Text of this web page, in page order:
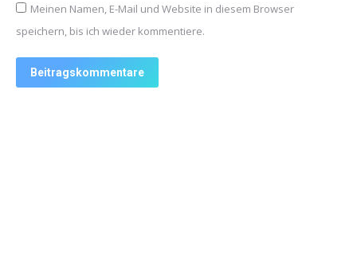
Meinen Namen, E-Mail und Website in diesem Browser
speichern, bis ich wieder kommentiere.
Beitragskommentare